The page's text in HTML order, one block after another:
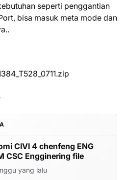
seperti penggantian
bisa masuk meta mode dan
CIVI 4 chenfeng ENG
CSC Engginering file
yang lalu